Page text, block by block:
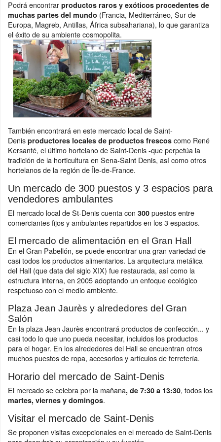
Podrá encontrar productos raros y exóticos procedentes de
muchas partes del mundo (Francia, Mediterráneo, Sur de
Europa, Magreb, Antillas, África subsahariana), lo que garantiza
el éxito de su ambiente cosmopolita.
También encontrará en este mercado local de Saint-
Denis productores locales de productos frescos como René
Kersanté, el último hortelano de Saint-Denis -que perpetúa la
tradición de la horticultura en Sena-Saint Denis, así como otros
hortelanos de la región de Île-de-France.
Un mercado de 300 puestos y 3 espacios para
vendedores ambulantes
El mercado local de St-Denis cuenta con 300 puestos entre
comerciantes fijos y ambulantes repartidos en los 3 espacios.
El mercado de alimentación en el Gran Hall
En el Gran Pabellón, se puede encontrar una gran variedad de
casi todos los productos alimentarios. La arquitectura metálica
del Hall (que data del siglo XIX) fue restaurada, así como la
estructura interna, en 2005 adoptando un enfoque ecológico
respetuoso con el medio ambiente.
Plaza Jean Jaurès y alrededores del Gran
Salón
En la plaza Jean Jaurès encontrará productos de confección... y
casi todo lo que uno pueda necesitar, incluidos los productos
para el hogar. En los alrededores del Hall se encuentran otros
muchos puestos de ropa, accesorios y artículos de ferretería.
Horario del mercado de Saint-Denis
El mercado se celebra por la mañana, de 7:30 a 13:30, todos los
martes, viernes y domingos.
Visitar el mercado de Saint-Denis
Se proponen visitas excepcionales en el mercado de Saint-Denis